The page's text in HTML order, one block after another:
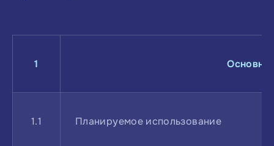
1
1.1 Планируемое использование